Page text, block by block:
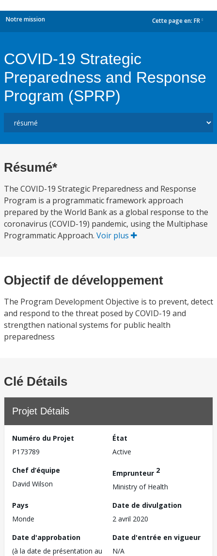
Notre mission Cette page en: FR
COVID-19 Strategic
Preparedness and Response
Program (SPRP)
Résumé*
The COVID-19 Strategic Preparedness and Response
Program is a programmatic framework approach
prepared by the World Bank as a global response to the
coronavirus (COVID-19) pandemic, using the Multiphase
Programmatic Approach. Voir plus
Objectif de développement
The Program Development Objective is to prevent, detect
and respond to the threat posed by COVID-19 and
strengthen national systems for public health
preparedness
Clé Détails
Projet Détails
Numéro du Projet
P173789
État
Active
Chef d’équipe
David Wilson
Emprunteur 2
Ministry of Health
Pays
Monde
Date de divulgation
2 avril 2020
Date d'approbation
(à la date de présentation au
Date d'entrée en vigueur
N/A